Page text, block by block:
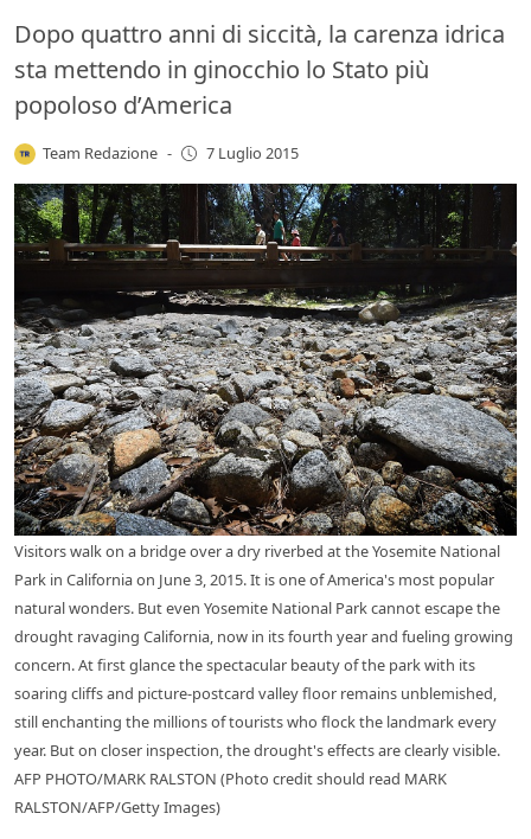
Dopo quattro anni di siccità, la carenza idrica
sta mettendo in ginocchio lo Stato più
popoloso d’America
Team Redazione - 7 Luglio 2015
Visitors walk on a bridge over a dry riverbed at the Yosemite National
Park in California on June 3, 2015. It is one of America's most popular
natural wonders. But even Yosemite National Park cannot escape the
drought ravaging California, now in its fourth year and fueling growing
concern. At first glance the spectacular beauty of the park with its
soaring cliffs and picture-postcard valley floor remains unblemished,
still enchanting the millions of tourists who flock the landmark every
year. But on closer inspection, the drought's effects are clearly visible.
AFP PHOTO/MARK RALSTON (Photo credit should read MARK
RALSTON/AFP/Getty Images)